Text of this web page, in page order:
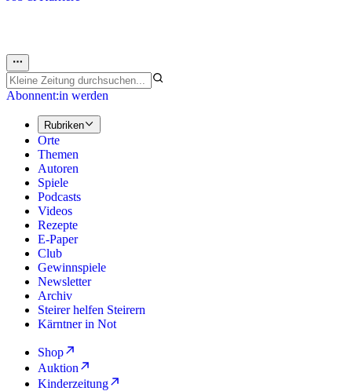
Abonnent:in werden
Rubriken
Orte
Themen
Autoren
Spiele
Podcasts
Videos
Rezepte
E-Paper
Club
Gewinnspiele
Newsletter
Archiv
Steirer helfen Steirern
Kärntner in Not
Shop
Auktion
Kinderzeitung